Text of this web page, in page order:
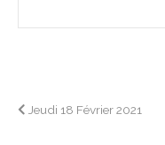
Navigation
Jeudi 18 Février 2021